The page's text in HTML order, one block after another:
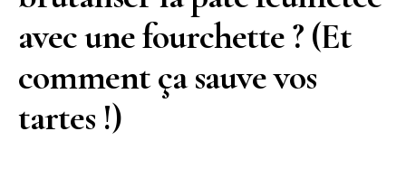
avec une fourchette ? (Et
comment ça sauve vos
tartes !)